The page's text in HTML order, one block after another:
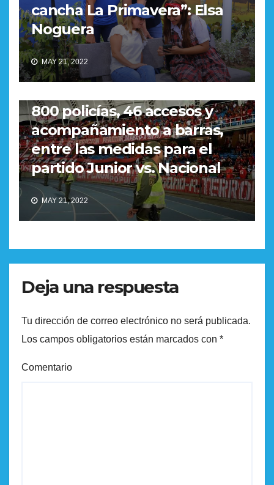
cancha La Primavera”: Elsa
Noguera
MAY 21, 2022
800 policías, 46 accesos y
acompañamiento a barras,
entre las medidas para el
partido Junior vs. Nacional
MAY 21, 2022
Deja una respuesta
Tu dirección de correo electrónico no será publicada.
Los campos obligatorios están marcados con *
Comentario